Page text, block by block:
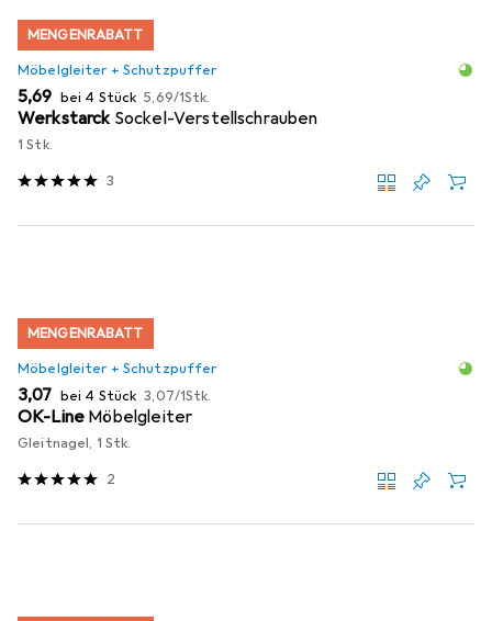
MENGENRABATT
Möbelgleiter + Schutzpuffer
EUR
5,69 bei 4 Stück EUR
5,69/1Stk.
Werkstarck Sockel-Verstellschrauben
1 Stk.
3
MENGENRABATT
Möbelgleiter + Schutzpuffer
EUR
3,07 bei 4 Stück EUR
3,07/1Stk.
OK-Line Möbelgleiter
Gleitnagel, 1 Stk.
2